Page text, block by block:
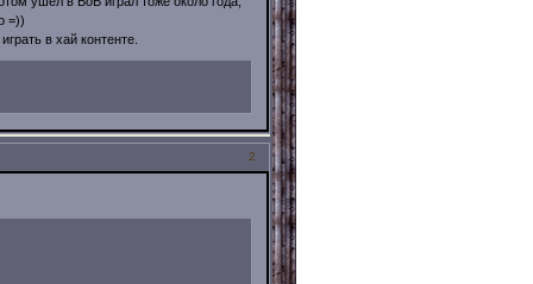
=))
в хай контенте.
2